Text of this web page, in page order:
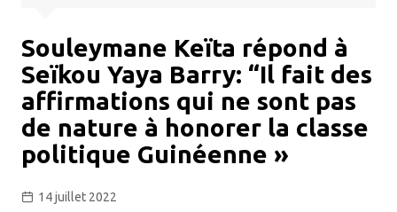
Souleymane Keïta répond à
Seïkou Yaya Barry: “Il fait des
affirmations qui ne sont pas
de nature à honorer la classe
politique Guinéenne »
14 juillet 2022